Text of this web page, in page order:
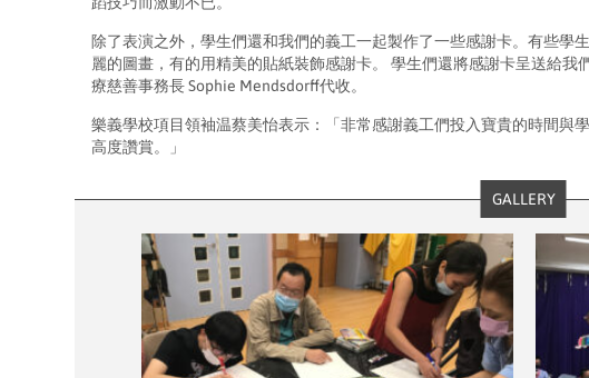
除了表演之外，學生們還和我們的義工一起製作了一些感謝卡。有些學
麗的圖畫，有的用精美的貼紙裝飾感謝卡。 學生們還將感謝卡呈送給
療慈善事務長 Sophie Mendsdorff代收。
樂義學校項目領袖温蔡美怡表示：「非常感謝義工們投入寶貴的時間與
高度讚賞。」
GALLERY